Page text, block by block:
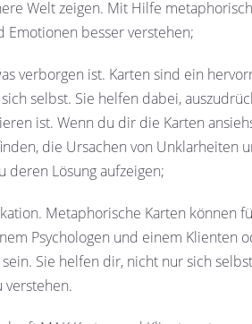
Welt zeigen. Mit Hilfe
Emotionen besser verstehen;
verborgen ist. Karten sind ein
selbst. Sie helfen dabei,
ist. Wenn du dir die Karten
die Ursachen von Unklarheiten
deren Lösung aufzeigen;
Metaphorische Karten können
Psychologen und einem Klienten
Sie helfen dir, nicht nur sich
verstehen.